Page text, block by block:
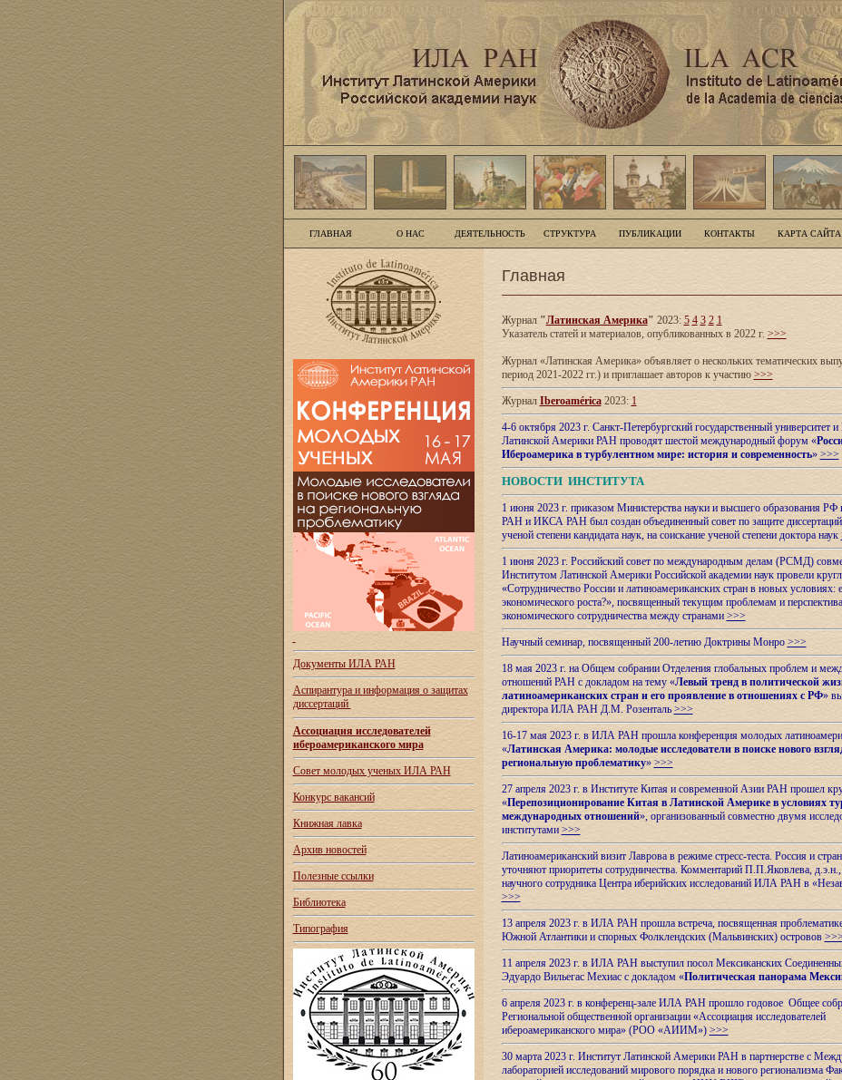
ГЛАВНАЯ О НАС ДЕЯТЕЛЬНОСТЬ СТРУКТУРА ПУБЛИКАЦИИ КОНТАКТЫ КАРТА САЙТА
Документы ИЛА РАН
Аспирантура и информация о защитах
диссертаций
Ассоциация исследователей
ибероамериканского мира
Совет молодых ученых ИЛА РАН
Конкурс вакансий
Книжная лавка
Архив новостей
Полезные ссылки
Библиотека
Типография
Главная
Журнал"Латинская Америка" 2023: 5 4 3 2 1
Указатель статей и материалов, опубликованных в 2022 г. >>>
Журнал «Латинская Америка» объявляет о нескольких тематических
период 2021-2022 гг.) и приглашает авторов к участию >>>
Журнал Iberoamérica2023: 1
4-6 октября 2023 г. Санкт-Петербургский государственный университет и
Латинской Америки РАН проводят шестой международный форум «
Ибероамерика в турбулентном мире: история и современность» >>>
НОВОСТИ ИНСТИТУТА
1 июня 2023 г. приказом Министерства науки и высшего образования
РАН и ИКСА РАН был создан объединенный совет по защите диссертаций
ученой степени кандидата наук, на соискание ученой степени доктора наук
1 июня 2023 г. Российский совет по международным делам (РСМД)
Институтом Латинской Америки Российской академии наук провели
«Сотрудничество России и латиноамериканских стран в новых условиях:
экономического роста?», посвященный текущим проблемам и
экономического сотрудничества между странами >>>
Научный семинар, посвященный 200-летию Доктрины Монро>>>
18 мая 2023 г. на Общем собрании Отделения глобальных проблем и
отношений РАН с докладом на тему «Левый тренд в политической
латиноамериканских стран и его проявление в отношениях с РФ»
директора ИЛА РАН Д.М. Розенталь >>>
16-17 мая 2023 г. в ИЛА РАН прошла конференция молодых
«Латинская Америка: молодые исследователи в поиске нового
региональную проблематику» >>>
27 апреля 2023 г. в Институте Китая и современной Азии РАН прошел
«Перепозиционирование Китая в ЛатинскойАмерике в условиях
международных отношений», организованный совместно двумя
институтами >>>
Латиноамериканский визит Лаврова в режиме стресс-теста. Россия и
уточняют приоритеты сотрудничества. Комментарий П.П.Яковлева, д.э.н.,
научного сотрудника Центра иберийских исследований ИЛА РАН в
>>>
13 апреля 2023 г. в ИЛА РАН прошла встреча, посвященная
Южной Атлантики и спорных Фолклендских (Мальвинских) островов >>>
11 апреля 2023 г. в ИЛА РАН выступил посол Мексиканских
Эдуардо Вильегас Мехиас c докладом «Политическая панорама
6 апреля 2023 г. в конференц-зале ИЛА РАН прошло годовое Общее
Региональной общественной организации «Ассоциация исследователей
ибероамериканского мира» (РОО «АИИМ») >>>
30 марта 2023 г. Институт Латинской Америки РАН в партнерстве с
лабораторией исследований мирового порядка и нового регионализма